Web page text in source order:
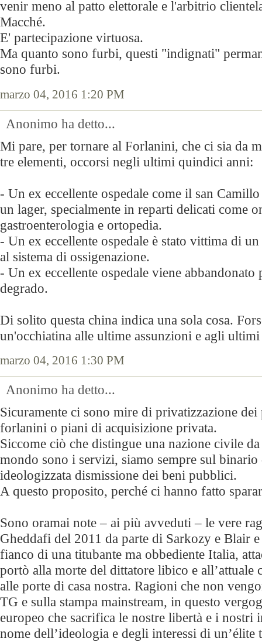
venir meno al patto elettorale e l'arbitrio
Macché.
E' partecipazione virtuosa.
Ma quanto sono furbi, questi "indignati"
sono furbi.
marzo 04, 2016 1:20 PM
Anonimo ha detto...
Mi pare, per tornare al Forlanini, che ci sia da
tre elementi, occorsi negli ultimi quindici anni:
- Un ex eccellente ospedale come il san
un lager, specialmente in reparti delicati come
gastroenterologia e ortopedia.
- Un ex eccellente ospedale è stato vittima di
al sistema di ossigenazione.
- Un ex eccellente ospedale viene abbandonato
degrado.
Di solito questa china indica una sola cosa.
un'occhiatina alle ultime assunzioni e agli
marzo 04, 2016 1:30 PM
Anonimo ha detto...
Sicuramente ci sono mire di privatizzazione
forlanini o piani di acquisizione privata.
Siccome ciò che distingue una nazione civile
mondo sono i servizi, siamo sempre sul
ideologizzata dismissione dei beni pubblici.
A questo proposito, perché ci hanno fatto
Sono oramai note – ai più avveduti – le vere
Gheddafi del 2011 da parte di Sarkozy e Blair
fianco di una titubante ma obbediente Italia,
portò alla morte del dittatore libico e all’attuale
alle porte di casa nostra. Ragioni che non
TG e sulla stampa mainstream, in questo
europeo che sacrifica le nostre libertà e i nostri
nome dell’ideologia e degli interessi di un’élite